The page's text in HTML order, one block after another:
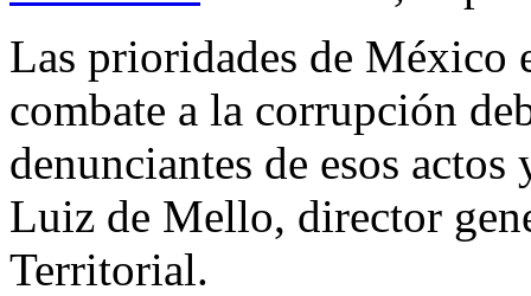
Las prioridades de México
combate a la corrupción
denunciantes de esos
Luiz de Mello, director
Territorial.